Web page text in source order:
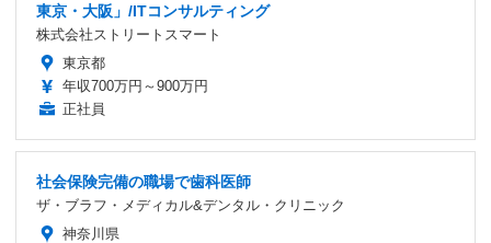
東京・大阪」/ITコンサルティング
株式会社ストリートスマート
東京都
年収700万円～900万円
正社員
社会保険完備の職場で歯科医師
ザ・ブラフ・メディカル&デンタル・クリニック
神奈川県